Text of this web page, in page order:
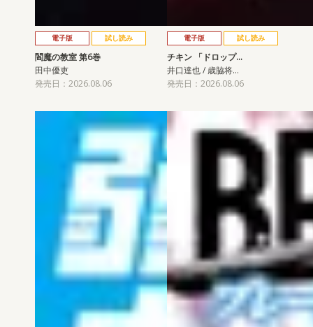
電子版 試し読み
閻魔の教室 第6巻
田中優吏
発売日：2026.08.06
電子版 試し読み
チキン 「ドロップ…
井口達也 / 歳脇将…
発売日：2026.08.06